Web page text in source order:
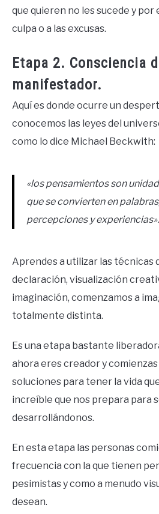
que quieren no les sucede y por
culpa o a las excusas.
Etapa 2. Consciencia
manifestador.
Aquí es donde ocurre un
conocemos las leyes del
como lo dice Michael Beckwith:
«los pensamientos son
que se convierten en
percepciones y experiencias».
Aprendes a utilizar las técnicas
declaración, visualización
imaginación, comenzamos a
totalmente distinta.
Es una etapa bastante
ahora eres creador y
soluciones para tener la vida
increíble que nos prepara para
desarrollándonos.
En esta etapa las personas
frecuencia con la que tienen
pesimistas y como a menudo
desean.